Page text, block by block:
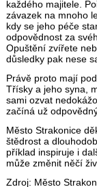
každého majitele.
závazek na mnoho
kdy se jeho péče
odpovědnost za
Opuštění zvířete
důsledky pak nese
Právě proto mají
Třísky a jeho syna,
sami ozvat
začíná už
Město Strakonice
štědrost a
příklad inspiruje i
může změnit něčí
Zdroj: Město